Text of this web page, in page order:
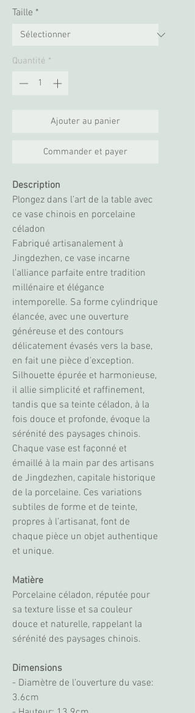
Taille *
Quantité *
Ajouter au panier
Commander et payer
Description
Plongez dans l’art de la table avec
ce vase chinois en porcelaine
céladon
Fabriqué artisanalement à
Jingdezhen, ce vase incarne
l’alliance parfaite entre tradition
millénaire et élégance
intemporelle. Sa forme cylindrique
élancée, avec une ouverture
généreuse et des contours
délicatement évasés vers la base,
en fait une pièce d’exception.
Silhouette épurée et harmonieuse,
il allie simplicité et raffinement,
tandis que sa teinte céladon, à la
fois douce et profonde, évoque la
sérénité des paysages chinois.
Chaque vase est façonné et
émaillé à la main par des artisans
de Jingdezhen, capitale historique
de la porcelaine. Ces variations
subtiles de forme et de teinte,
propres à l’artisanat, font de
chaque pièce un objet authentique
et unique.
Matière
Porcelaine céladon, réputée pour
sa texture lisse et sa couleur
douce et naturelle, rappelant la
sérénité des paysages chinois.
Dimensions
- Diamètre de l’ouverture du vase:
3.6cm